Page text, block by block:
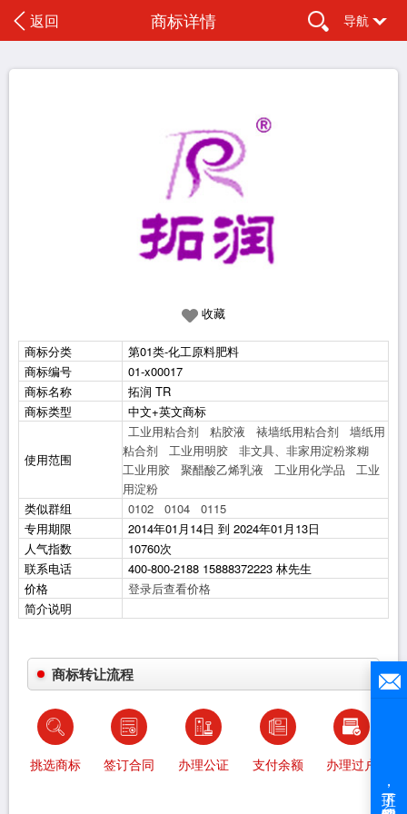
返回 商标详情 导航
收藏
商标分类
第01类-化工原料肥料
商标编号
01-x00017
商标名称
拓润 TR
商标类型
中文+英文商标
使用范围
工业用粘合剂 粘胶液 裱墙纸用粘合剂
墙纸用
粘合剂
工业用明胶
非文具、非家用淀粉浆糊
工业用胶
聚醋酸乙烯乳液 工业用化学品
工业
用淀粉
类似群组
0102 0104
0115
专用期限
2014年01月14日 到 2024年01月13日
人气指数
10760次
联系电话
400-800-2188 15888372223 林先生
价格
登录后查看价格
简介说明
商标转让流程
挑选商标 签订合同 办理公证 支付余额 办理过户